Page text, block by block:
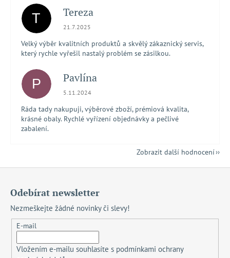
T Tereza
Hodnocení obchodu je 5 z 5 hvězdiček.
21.7.2025
Velký výběr kvalitních produktů a skvělý zákaznický servis,
který rychle vyřešil nastalý problém se zásilkou.
P Pavlína
Hodnocení obchodu je 5 z 5 hvězdiček.
5.11.2024
Ráda tady nakupuji, výběrové zboží, prémiová kvalita,
krásné obaly. Rychlé vyřízení objednávky a pečlivé
zabalení.
Zobrazit další hodnocení
Odebírat newsletter
Nezmeškejte žádné novinky či slevy!
E-mail
Vložením e-mailu souhlasíte s podmínkami ochrany